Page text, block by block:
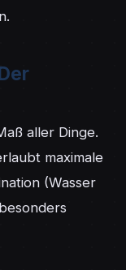
aller Dinge.
maximale
(Wasser